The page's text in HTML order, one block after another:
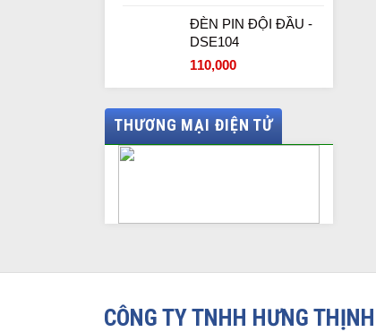
ĐÈN PIN ĐỘI ĐẦU -
DSE104
110,000
THƯƠNG MẠI ĐIỆN TỬ
CÔNG TY TNHH HƯNG